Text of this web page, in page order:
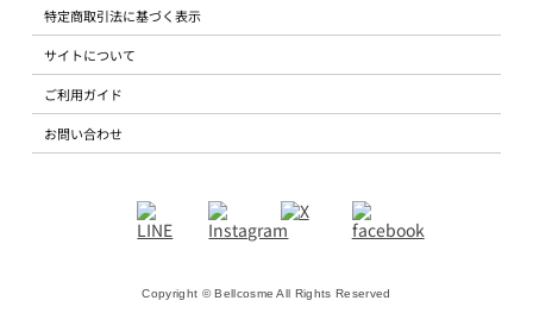
特定商取引法に基づく表示
サイトについて
ご利用ガイド
お問い合わせ
Copyright © Bellcosme All Rights Reserved